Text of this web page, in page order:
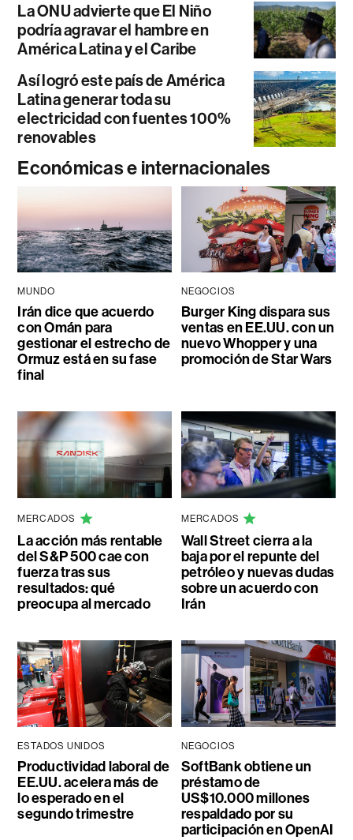
La ONU advierte que El Niño
podría agravar el hambre en
América Latina y el Caribe
Así logró este país de América
Latina generar toda su
electricidad con fuentes 100%
renovables
Económicas e internacionales
MUNDO
Irán dice que acuerdo
con Omán para
gestionar el estrecho de
Ormuz está en su fase
final
NEGOCIOS
Burger King dispara sus
ventas en EE.UU. con un
nuevo Whopper y una
promoción de Star Wars
MERCADOS
La acción más rentable
del S&P 500 cae con
fuerza tras sus
resultados: qué
preocupa al mercado
MERCADOS
Wall Street cierra a la
baja por el repunte del
petróleo y nuevas dudas
sobre un acuerdo con
Irán
ESTADOS UNIDOS
Productividad laboral de
EE.UU. acelera más de
lo esperado en el
segundo trimestre
NEGOCIOS
SoftBank obtiene un
préstamo de
US$10.000 millones
respaldado por su
participación en OpenAI